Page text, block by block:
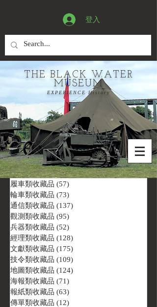
登入
THE BLACK WATER
MUSEUM
EXPERIENCE History
履車類收藏品 (57)
輪車類收藏品 (73)
通信類收藏品 (137)
觀測類收藏品 (95)
兵器類收藏品 (52)
經理類收藏品 (128)
文獻類收藏品 (175)
技令類收藏品 (109)
地圖類收藏品 (124)
海報類收藏品 (71)
報紙類收藏品 (63)
傳單類收藏品 (12)